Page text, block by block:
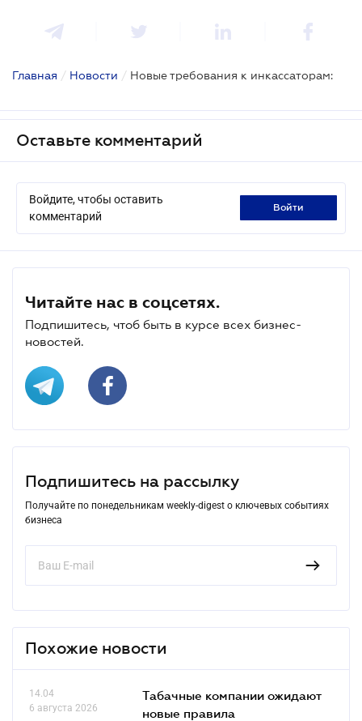
Главная / Новости / Новые требования к инкассаторам:
Оставьте комментарий
Войдите, чтобы оставить
комментарий
войти
Читайте нас в соцсетях.
Подпишитесь, чтоб быть в курсе всех бизнес-
новостей.
Подпишитесь на рассылку
Получайте по понедельникам weekly-digest о ключевых событиях
бизнеса
Похожие новости
14.04
6 августа 2026
Табачные компании ожидают
новые правила